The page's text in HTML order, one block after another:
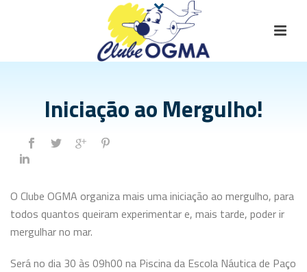
Iniciação ao Mergulho!
O Clube OGMA organiza mais umainiciação ao mergulho, para
todos quantos queiram experimentar e, mais tarde, poder ir
mergulhar no mar.
Será no dia 30 às 09h00 na Piscina da Escola Náutica de Paço